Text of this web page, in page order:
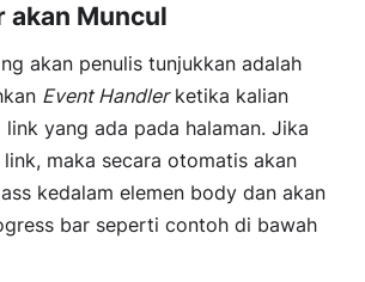
akan Muncul
akan penulis tunjukkan adalah
Event Handlerketika kalian
yang ada pada halaman. Jika
maka secara otomatis akan
kedalam elemen body dan akan
bar seperti contoh di bawah